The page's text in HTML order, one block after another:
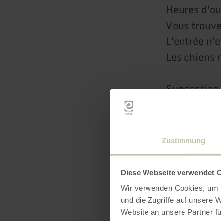
Zustimmung
Diese Webseite verwendet
Wir verwenden Cookies,
und die Zugriffe auf unsere
Website an unsere Partner
Heures
Vous
L'entrée
Les chiens
trouvent à
Conseil
Sur
d'aventure
de projet,